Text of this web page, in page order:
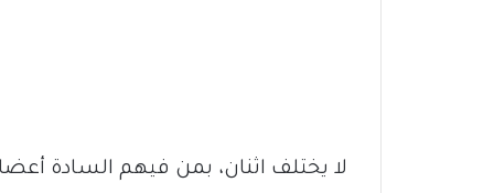
لا يختلف اثنان، بمن فيهم السادة